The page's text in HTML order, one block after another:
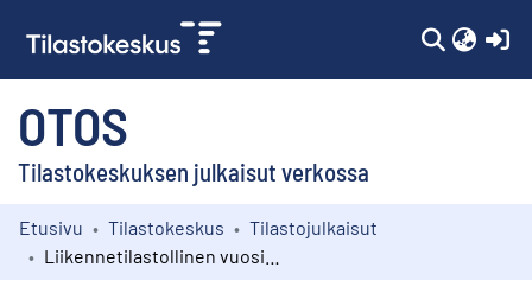
OTOS
Tilastokeskuksen julkaisut verkossa
Kokoelmat
Etusivu Tilastokeskus
Tilastojulkaisut